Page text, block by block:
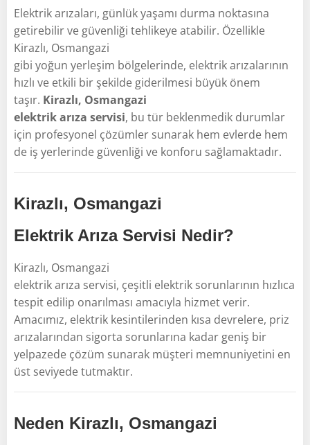
Elektrik arızaları, günlük yaşamı durma noktasına
getirebilir ve güvenliği tehlikeye atabilir. Özellikle
Kirazlı, Osmangazi
gibi yoğun yerleşim bölgelerinde, elektrik arızalarının
hızlı ve etkili bir şekilde giderilmesi büyük önem
taşır. Kirazlı, Osmangazi
elektrik arıza servisi, bu tür beklenmedik durumlar
için profesyonel çözümler sunarak hem evlerde hem
de iş yerlerinde güvenliği ve konforu sağlamaktadır.
Kirazlı, Osmangazi
Elektrik Arıza Servisi Nedir?
Kirazlı, Osmangazi
elektrik arıza servisi, çeşitli elektrik sorunlarının hızlıca
tespit edilip onarılması amacıyla hizmet verir.
Amacımız, elektrik kesintilerinden kısa devrelere, priz
arızalarından sigorta sorunlarına kadar geniş bir
yelpazede çözüm sunarak müşteri memnuniyetini en
üst seviyede tutmaktır.
Neden Kirazlı, Osmangazi